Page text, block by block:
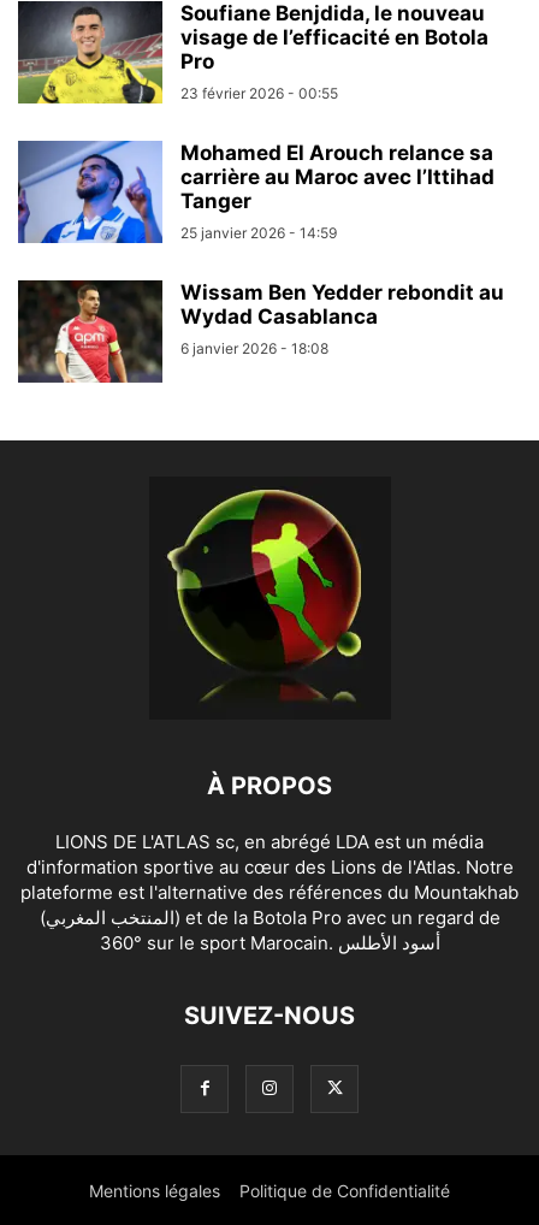
Soufiane Benjdida, le nouveau
visage de l’efficacité en Botola
Pro
23 février 2026 - 00:55
Mohamed El Arouch relance sa
carrière au Maroc avec l’Ittihad
Tanger
25 janvier 2026 - 14:59
Wissam Ben Yedder rebondit au
Wydad Casablanca
6 janvier 2026 - 18:08
À PROPOS
LIONS DE L'ATLAS sc, en abrégé LDA est un média
d'information sportive au cœur des Lions de l'Atlas. Notre
plateforme est l'alternative des références du Mountakhab
(المنتخب المغربي) et de la Botola Pro avec un regard de
360° sur le sport Marocain. أسود الأطلس
SUIVEZ-NOUS
Mentions légales Politique de Confidentialité